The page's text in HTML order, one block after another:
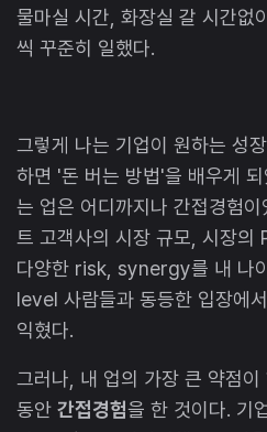
물마실 시간, 화장실 갈 시간없
씩 꾸준히 일했다.
그렇게 나는 기업이 원하는 성
하면 '돈 버는 방법'을 배우게
는 업은 어디까지나 간접경험
트 고객사의 시장 규모, 시장
다양한 risk, synergy를 내 나
level 사람들과 동등한 입장에
익혔다.
그러나, 내 업의 가장 큰 약점
동안 간접경험을 한 것이다. 기